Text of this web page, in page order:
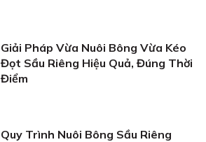
Giải Pháp Vừa Nuôi Bông Vừa Kéo
Đọt Sầu Riêng Hiệu Quả, Đúng Thời
Điểm
Quy Trình Nuôi Bông Sầu Riêng